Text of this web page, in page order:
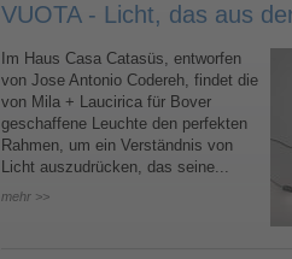
VUOTA - Licht, das aus
Im Haus Casa Catasüs, entworfen
von Jose Antonio Codereh, findet die
von Mila + Laucirica für Bover
geschaffene Leuchte den perfekten
Rahmen, um ein Verständnis von
Licht auszudrücken, das seine...
mehr >>